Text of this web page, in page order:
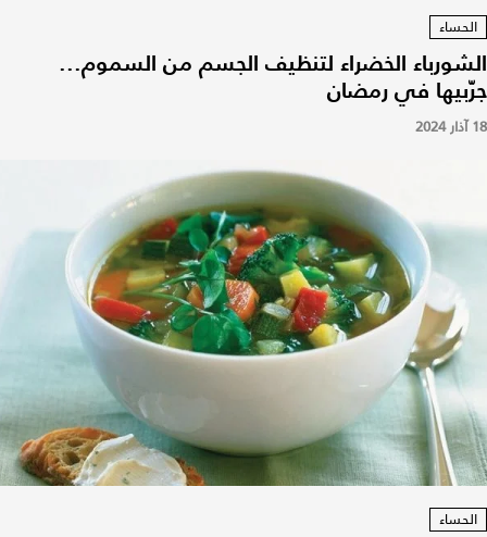
الحساء
الشورباء الخضراء لتنظيف الجسم من السموم...
جرّبيها في رمضان
18 آذار 2024
الحساء